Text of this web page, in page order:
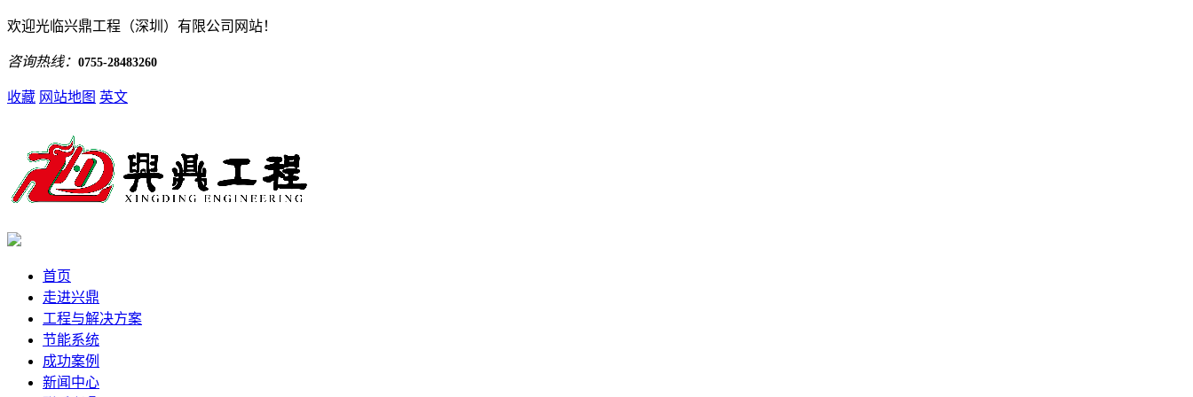
欢迎光临兴鼎工程（深圳）有限公司网站！
咨询热线： 0755-28483260
收藏 网站地图 英文
首页
走进兴鼎
工程与解决方案
节能系统
成功案例
新闻中心